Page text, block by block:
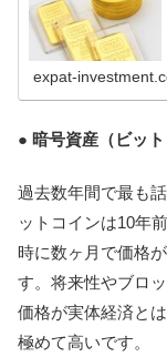
expat-
● 暗号資産（ビッ
過去数年間で最も
ットコインは10年
時に数ヶ月で価格
す。将来性やブロ
価格が実体経済と
極めて高いです。